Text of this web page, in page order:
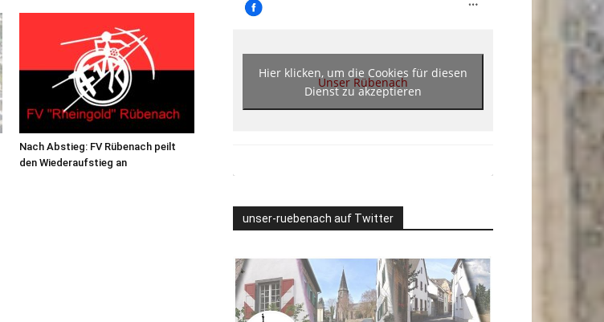
Nach Abstieg: FV Rübenach peilt
den Wiederaufstieg an
Unser Rübenach
Hier klicken, um die Cookies für diesen
Dienst zu akzeptieren
unser-ruebenach auf Twitter